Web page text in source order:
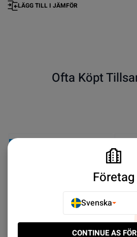
LÄGG TILL I JÄMFÖR
Ofta Köpt
Företag
Svenska
CONTINUE AS